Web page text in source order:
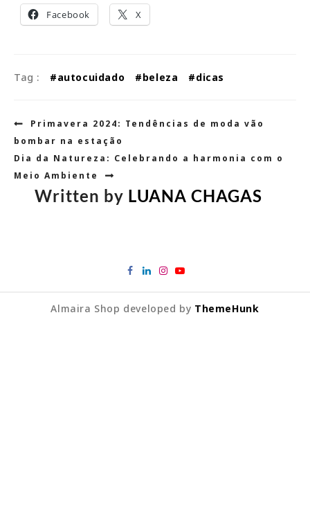
Facebook X
Tag : #autocuidado #beleza #dicas
Navegação
de
Primavera 2024: Tendências de moda vão
bombar na estação
Dia da Natureza: Celebrando a harmonia com o
Meio Ambiente
Written by LUANA CHAGAS
Almaira Shop developed by ThemeHunk